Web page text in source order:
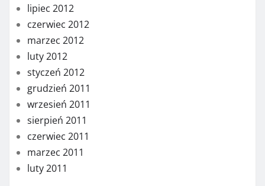
lipiec 2012
czerwiec 2012
marzec 2012
luty 2012
styczeń 2012
grudzień 2011
wrzesień 2011
sierpień 2011
czerwiec 2011
marzec 2011
luty 2011